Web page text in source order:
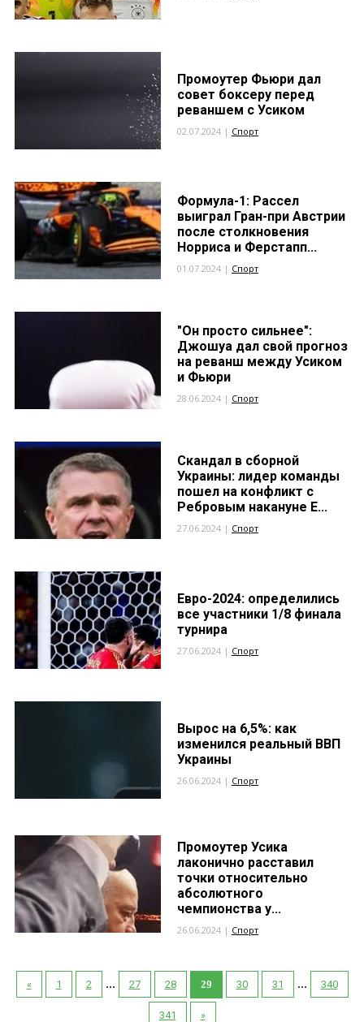
Промоутер Фьюри дал
совет боксеру перед
реваншем с Усиком
02.07.2024 | Спорт
Формула-1: Рассел
выиграл Гран-при Австрии
после столкновения
Норриса и Ферстапп...
01.07.2024 | Спорт
"Он просто сильнее":
Джошуа дал свой прогноз
на реванш между Усиком
и Фьюри
28.06.2024 | Спорт
Скандал в сборной
Украины: лидер команды
пошел на конфликт с
Ребровым накануне Е...
27.06.2024 | Спорт
Евро-2024: определились
все участники 1/8 финала
турнира
27.06.2024 | Спорт
Вырос на 6,5%: как
изменился реальный ВВП
Украины
26.06.2024 | Спорт
Промоутер Усика
лаконично расставил
точки относительно
абсолютного
чемпионства у...
26.06.2024 | Спорт
« 1 2 ... 27 28 29 30 31 ... 340
341 »